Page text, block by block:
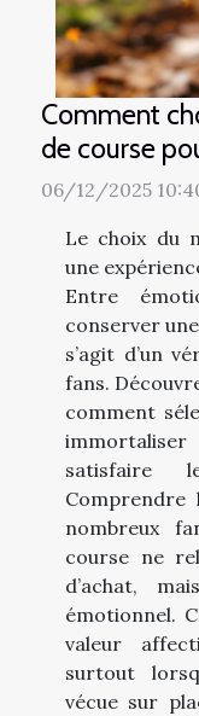
Comment
de course
06/12/2025
Le choix du
une
Entre
conserver
s’agit d’un
fans.
comment
satisfaire
Comprendre
nombreux
course ne
d’achat,
émotionnel.
valeur
surtout
vécue sur